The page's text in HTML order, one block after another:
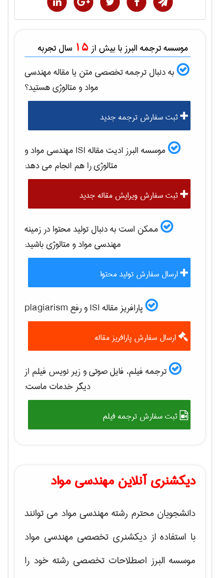
موسسه ترجمه البرز با بیش از 15 سال تجربه
به دنبال ترجمه تخصصی متن یا مقالهمهندسی
مواد و متالوژیهستید؟
ثبت سفارش ترجمه جدید
موسسه البرز ادیت مقاله ISI
مهندسی مواد و
متالوژیرا هم انجام می دهد:
ثبت سفارش ویرایش مقاله جدید
ممکن است به دنبال تولید محتوا در زمینه
مهندسی مواد و متالوژیباشید:
ارسال سفارش تولید محتوا
پارافریز مقاله ISI و رفع plagiarism
ارسال سفارش پارافریز مقاله
ترجمه فیلم، فایل صوتی و زیر نویس فیلم از
دیگر خدمات ماست:
ثبت سفارش ترجمه فیلم
دیکشنری آنلاین مهندسی مواد
دانشجویان محترم رشته مهندسی مواد می توانند
با استفاده از دیکشنری تخصصی مهندسی مواد
موسسه البرز اصطلاحات تخصصی رشته خود را